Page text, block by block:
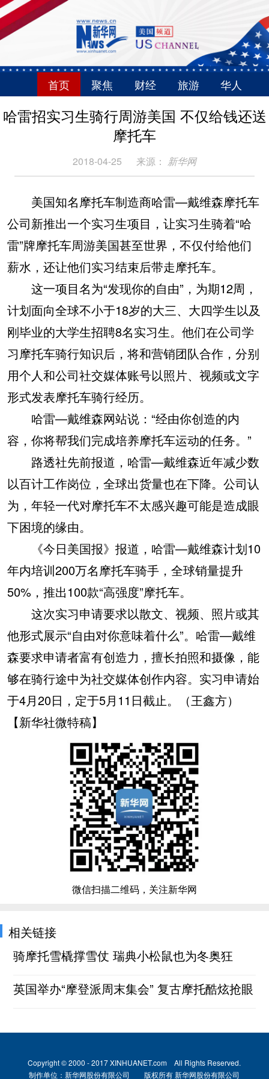
首页 聚焦 财经 旅游 华人
哈雷招实习生骑行周游美国 不仅给钱还送
摩托车
2018-04-25 来源： 新华网
美国知名摩托车制造商哈雷—戴维森摩托车
公司新推出一个实习生项目，让实习生骑着“哈
雷”牌摩托车周游美国甚至世界，不仅付给他们
薪水，还让他们实习结束后带走摩托车。
这一项目名为“发现你的自由”，为期12周，
计划面向全球不小于18岁的大三、大四学生以及
刚毕业的大学生招聘8名实习生。他们在公司学
习摩托车骑行知识后，将和营销团队合作，分别
用个人和公司社交媒体账号以照片、视频或文字
形式发表摩托车骑行经历。
哈雷—戴维森网站说：“经由你创造的内
容，你将帮我们完成培养摩托车运动的任务。”
路透社先前报道，哈雷—戴维森近年减少数
以百计工作岗位，全球出货量也在下降。公司认
为，年轻一代对摩托车不太感兴趣可能是造成眼
下困境的缘由。
《今日美国报》报道，哈雷—戴维森计划10
年内培训200万名摩托车骑手，全球销量提升
50%，推出100款“高强度”摩托车。
这次实习申请要求以散文、视频、照片或其
他形式展示“自由对你意味着什么”。哈雷—戴维
森要求申请者富有创造力，擅长拍照和摄像，能
够在骑行途中为社交媒体创作内容。实习申请始
于4月20日，定于5月11日截止。（王鑫方）
【新华社微特稿】
微信扫描二维码，关注新华网
相关链接
骑摩托雪橇撑雪仗 瑞典小松鼠也为冬奥狂
英国举办“摩登派周末集会” 复古摩托酷炫抢眼
Copyright © 2000 - 2017 XINHUANET.com All Rights Reserved.
制作单位：新华网股份有限公司 版权所有 新华网股份有限公司